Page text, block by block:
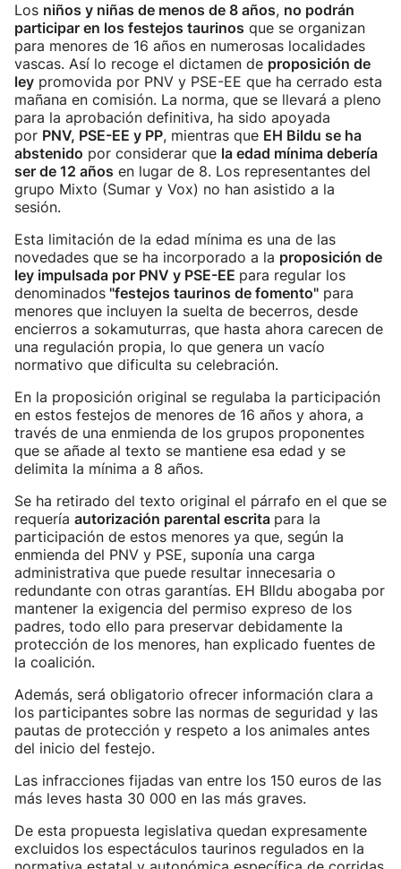
Los niños y niñas de menos de 8 años, no podrán
participar en los festejos taurinos que se organizan
para menores de 16 años en numerosas localidades
vascas. Así lo recoge el dictamen de proposición de
ley promovida por PNV y PSE-EE que ha cerrado esta
mañana en comisión. La norma, que se llevará a pleno
para la aprobación definitiva, ha sido apoyada
por PNV, PSE-EE y PP, mientras que EH Bildu se ha
abstenido por considerar que la edad mínima debería
ser de 12 años en lugar de 8. Los representantes del
grupo Mixto (Sumar y Vox) no han asistido a la
sesión.
Esta limitación de la edad mínima es una de las
novedades que se ha incorporado a la proposición de
ley impulsada por PNV y PSE-EE para regular los
denominados "festejos taurinos de fomento" para
menores que incluyen la suelta de becerros, desde
encierros a sokamuturras, que hasta ahora carecen de
una regulación propia, lo que genera un vacío
normativo que dificulta su celebración.
En la proposición original se regulaba la participación
en estos festejos de menores de 16 años y ahora, a
través de una enmienda de los grupos proponentes
que se añade al texto se mantiene esa edad y se
delimita la mínima a 8 años.
Se ha retirado del texto original el párrafo en el que se
requería autorización parental escrita para la
participación de estos menores ya que, según la
enmienda del PNV y PSE, suponía una carga
administrativa que puede resultar innecesaria o
redundante con otras garantías. EH BIldu abogaba por
mantener la exigencia del permiso expreso de los
padres, todo ello para preservar debidamente la
protección de los menores, han explicado fuentes de
la coalición.
Además, será obligatorio ofrecer información clara a
los participantes sobre las normas de seguridad y las
pautas de protección y respeto a los animales antes
del inicio del festejo.
Las infracciones fijadas van entre los 150 euros de las
más leves hasta 30 000 en las más graves.
De esta propuesta legislativa quedan expresamente
excluidos los espectáculos taurinos regulados en la